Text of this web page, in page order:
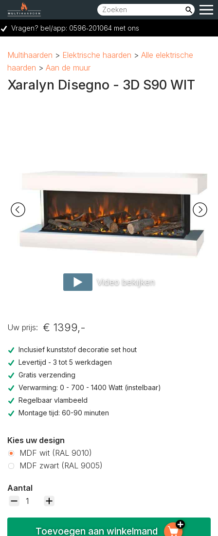
Vragen? bel/app: 0596‑201064 met ons
Ruime keuze voor elk budget
Multihaarden Elektrische haarden
Alle elektrische
haarden
Aan de muur
Xaralyn Disegno - 3D S90 WIT
Video bekijken
Uw prijs: € 1399,-
Inclusief kunststof decoratie set hout
Levertijd - 3 tot 5 werkdagen
Gratis verzending
Verwarming: 0 - 700 - 1400 Watt (instelbaar)
Regelbaar vlambeeld
Montage tijd: 60-90 minuten
Kies uw design
MDF wit (RAL 9010)
MDF zwart (RAL 9005)
Aantal
Toevoegen aan winkelmand